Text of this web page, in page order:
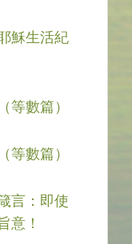
穌生活紀
等數篇）
等數篇）
言：即使
意！